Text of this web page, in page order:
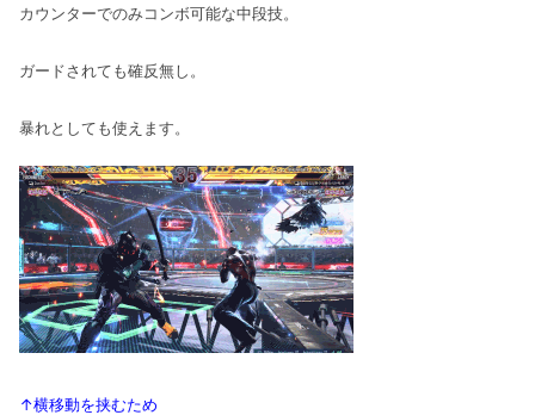
カウンターでのみコンボ可能な中段技。
ガードされても確反無し。
暴れとしても使えます。
↑横移動を挟むため